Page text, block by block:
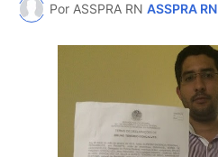
Por ASSPRA RN ASSPRA RN